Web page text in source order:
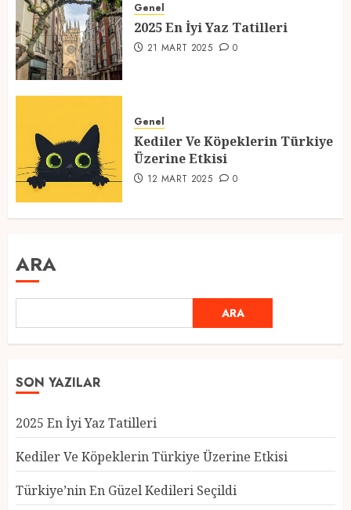
Genel
2025 En İyi Yaz Tatilleri
21 MART 2025 0
Genel
Kediler Ve Köpeklerin Türkiye
Üzerine Etkisi
12 MART 2025 0
ARA
ARA
SON YAZILAR
2025 En İyi Yaz Tatilleri
Kediler Ve Köpeklerin Türkiye Üzerine Etkisi
Türkiye’nin En Güzel Kedileri Seçildi